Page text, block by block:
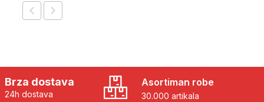
Brza dostava
24h dostava
Asortiman robe
30.000 artikala